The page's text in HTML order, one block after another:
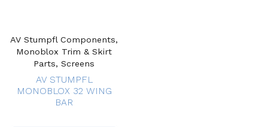
AV Stumpfl Components,
Monoblox Trim & Skirt
Parts, Screens
AV STUMPFL
MONOBLOX 32 WING
BAR